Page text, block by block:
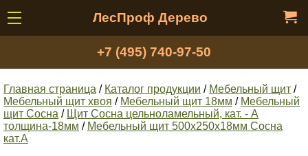
ЛесПроф Дерево
+7 (495) 740-97-50
Главная страница / Каталог продукции / Мебельный щит /
Мебельный щит хвоя / Мебельный щит 18мм / Мебельный
щит Сосна / Щит Сосна цельноламельный, кат. - А
толщина-18мм / Мебельный щит 500х250х18мм Сосна
кат.А